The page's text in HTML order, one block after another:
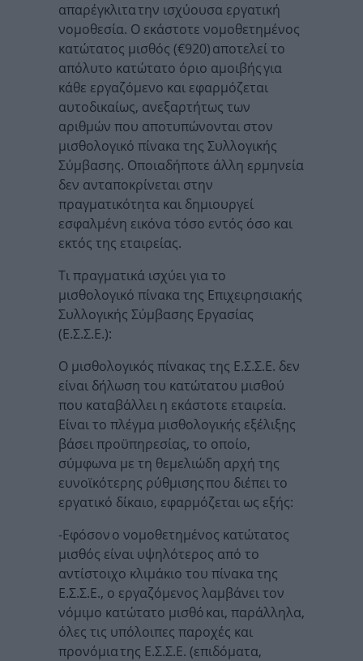
απαρέγκλιτα την ισχύουσα εργατική
νομοθεσία. Ο εκάστοτε νομοθετημένος
κατώτατος μισθός (€920) αποτελεί το
απόλυτο κατώτατο όριο αμοιβής για
κάθε εργαζόμενο και εφαρμόζεται
αυτοδικαίως, ανεξαρτήτως των
αριθμών που αποτυπώνονται στον
μισθολογικό πίνακα της Συλλογικής
Σύμβασης. Οποιαδήποτε άλλη ερμηνεία
δεν ανταποκρίνεται στην
πραγματικότητα και δημιουργεί
εσφαλμένη εικόνα τόσο εντός όσο και
εκτός της εταιρείας.
Τι πραγματικά ισχύει για το
μισθολογικό πίνακα της Επιχειρησιακής
Συλλογικής Σύμβασης Εργασίας
(Ε.Σ.Σ.Ε.):
Ο μισθολογικός πίνακας της Ε.Σ.Σ.Ε. δεν
είναι δήλωση του κατώτατου μισθού
που καταβάλλει η εκάστοτε εταιρεία.
Είναι το πλέγμα μισθολογικής εξέλιξης
βάσει προϋπηρεσίας, το οποίο,
σύμφωνα με τη θεμελιώδη αρχή της
ευνοϊκότερης ρύθμισης που διέπει το
εργατικό δίκαιο, εφαρμόζεται ως εξής:
-Εφόσον ο νομοθετημένος κατώτατος
μισθός είναι υψηλότερος από το
αντίστοιχο κλιμάκιο του πίνακα της
Ε.Σ.Σ.Ε., ο εργαζόμενος λαμβάνει τον
νόμιμο κατώτατο μισθό και, παράλληλα,
όλες τις υπόλοιπες παροχές και
προνόμια της Ε.Σ.Σ.Ε. (επιδόματα,